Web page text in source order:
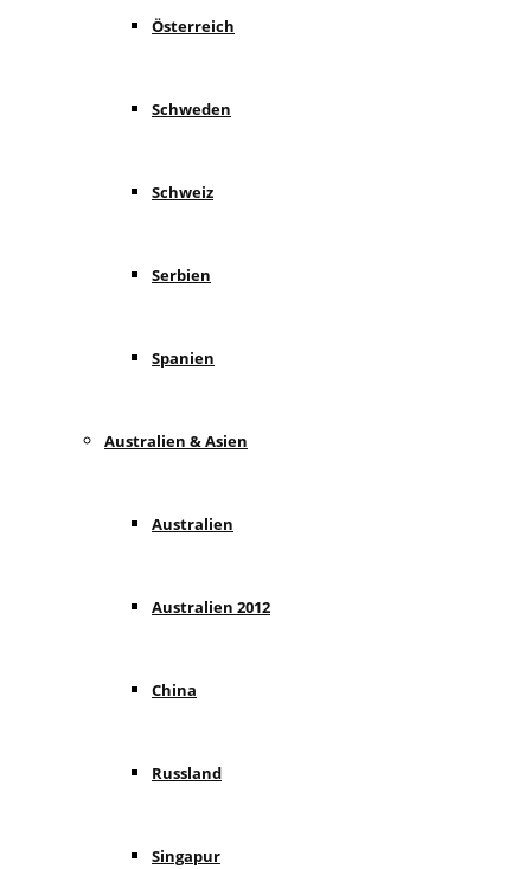
Österreich
Schweden
Schweiz
Serbien
Spanien
Australien & Asien
Australien
Australien 2012
China
Russland
Singapur